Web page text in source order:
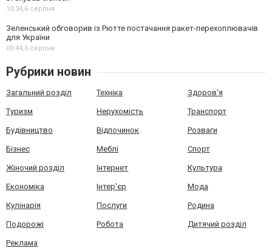
10:34,6 серпня
Зеленський обговорив із Рютте постачання ракет-перехоплювачів
для України
09:44,6 серпня
Рубрики новин
Загальний розділ Техніка Здоров'я
Туризм Нерухомість Транспорт
Будівництво Відпочинок Розваги
Бізнес Меблі Спорт
Жіночий розділ Інтернет Культура
Економіка Інтер'єр Мода
Кулінарія Послуги Родина
Подорожі Робота Дитячий розділ
Реклама